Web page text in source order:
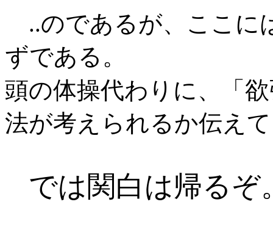
..のであるが、ここに
ずである。
頭の体操代わりに、「
法が考えられるか伝え
では関白は帰るぞ